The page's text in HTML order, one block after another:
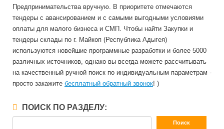
Предпринимательства вручную. В приоритете отмечаются
тендеры с авансированием и с самыми выгодными условиями
оплаты для малого бизнеса и СМП. Чтобы найти Закупки и
тендеры склады по г. Майкоп (Республика Адыгея)
используются новейшие программные разработки и более 5000
различных источников, однако вы всегда можете рассчитывать
на качественный ручной поиск по индивидуальным параметрам -
просто закажите бесплатный обратный звонок! )
ПОИСК ПО РАЗДЕЛУ: